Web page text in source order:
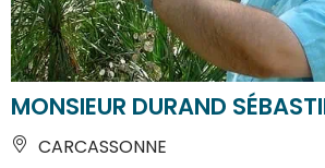
MONSIEUR DURAND
CARCASSONNE